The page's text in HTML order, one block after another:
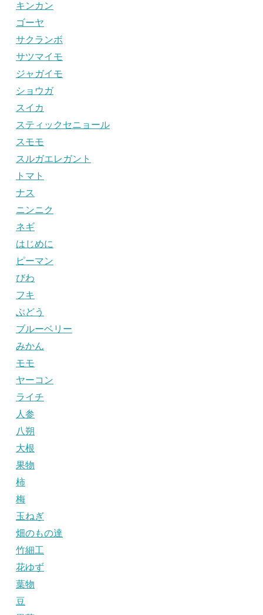
キンカン
ゴーヤ
サクランボ
サツマイモ
ジャガイモ
ショウガ
スイカ
スティックセニョール
スモモ
スルガエレガント
トマト
ナス
ニンニク
ネギ
はじめに
ピーマン
びわ
フキ
ぶどう
ブルーベリー
みかん
モモ
ヤーコン
ライチ
人参
八朔
大根
果物
柿
梅
玉ねぎ
畑のもの達
竹細工
花ゆず
葉物
豆